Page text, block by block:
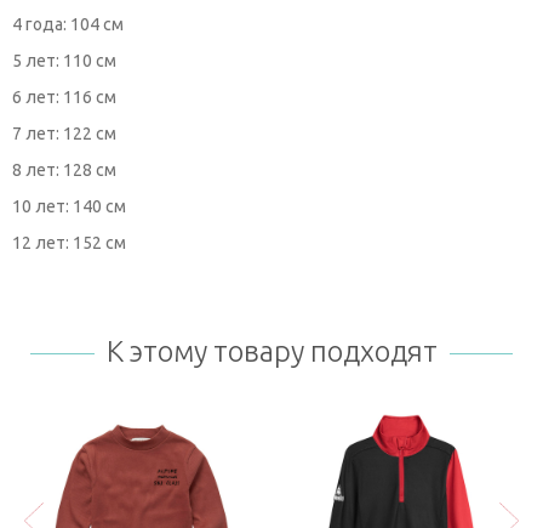
4 года: 104 см
5 лет: 110 см
6 лет: 116 см
7 лет: 122 см
8 лет: 128 см
10 лет: 140 см
12 лет: 152 см
К этому товару подходят